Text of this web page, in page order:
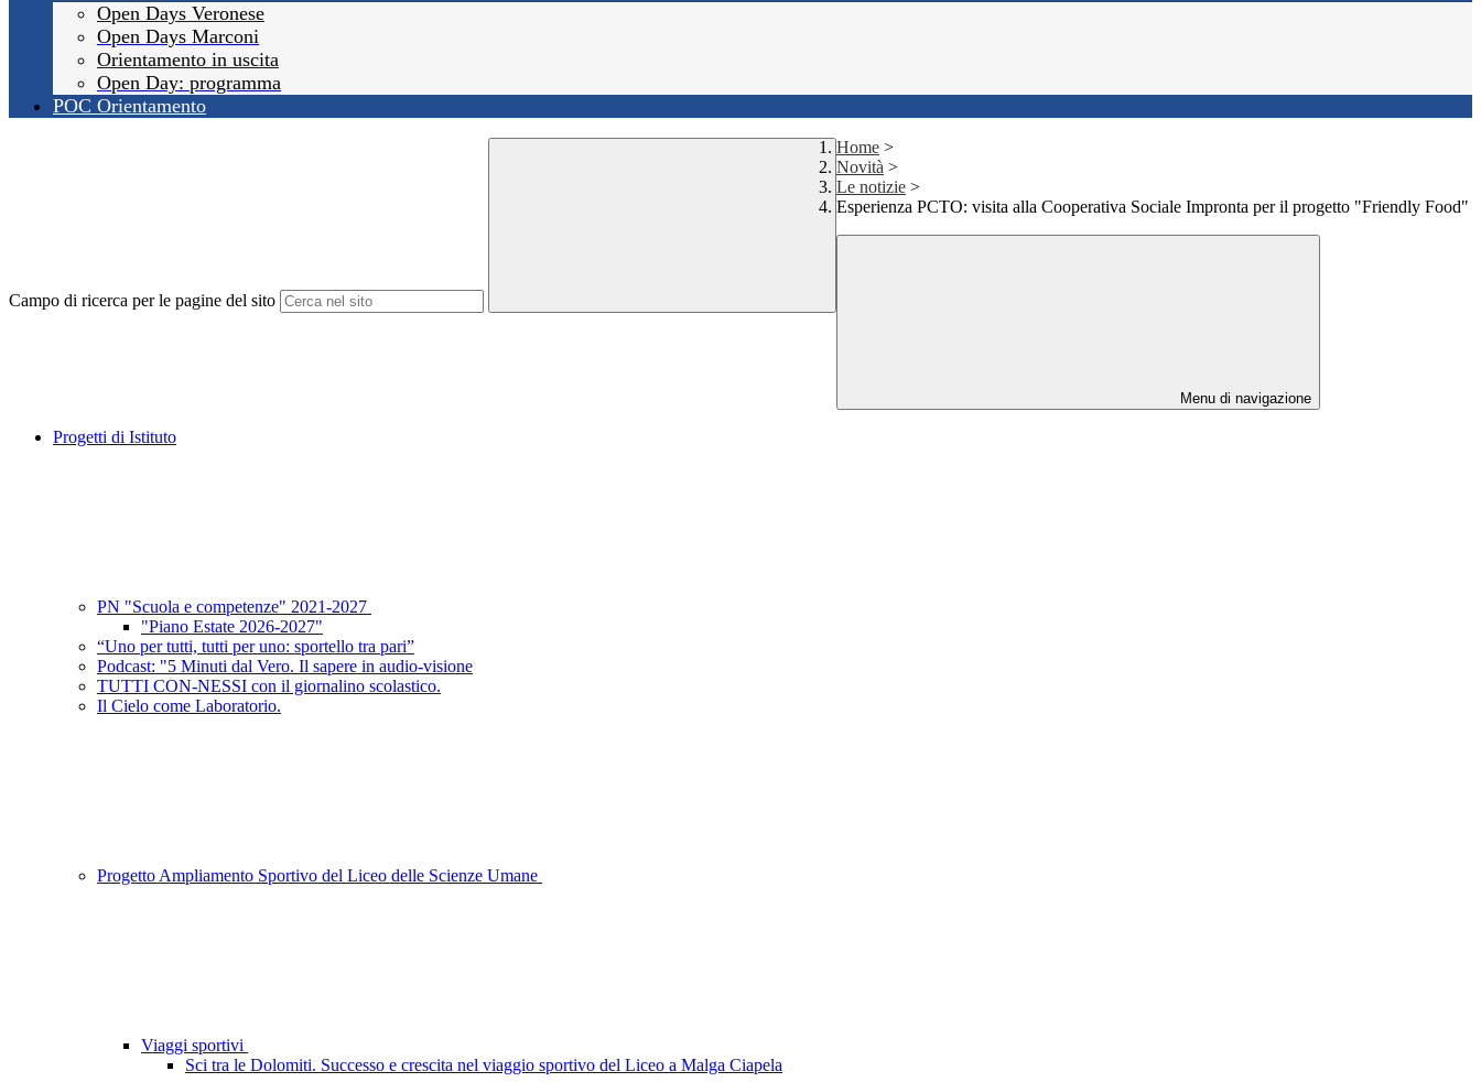
Open Days Veronese
Open Days Marconi
Orientamento in uscita
Open Day: programma
POC Orientamento
Campo di ricerca per le pagine del sito
Home >
Novità >
Le notizie >
Esperienza PCTO: visita alla Cooperativa Sociale Impronta per il progetto "Friendly Food"
Menu di navigazione
Progetti di Istituto
PN "Scuola e competenze" 2021-2027
"Piano Estate 2026-2027"
“Uno per tutti, tutti per uno: sportello tra pari”
Podcast: "5 Minuti dal Vero. Il sapere in audio-visione
TUTTI CON-NESSI con il giornalino scolastico.
Il Cielo come Laboratorio.
Progetto Ampliamento Sportivo del Liceo delle Scienze Umane
Viaggi sportivi
Sci tra le Dolomiti. Successo e crescita nel viaggio sportivo del Liceo a Malga Ciapela